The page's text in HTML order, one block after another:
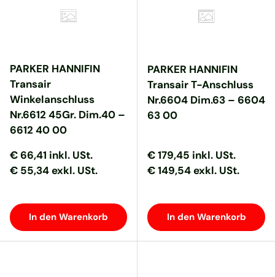
PARKER HANNIFIN
Transair
Winkelanschluss
Nr.6612 45Gr. Dim.40 –
6612 40 00
Normaler Preis
Normaler Preis
€ 66,41 inkl. USt.
€ 55,34 exkl. USt.
In den Warenkorb
PARKER HANNIFIN
Transair T-Anschluss
Nr.6604 Dim.63 – 6604
63 00
Normaler Preis
Normaler Preis
€ 179,45 inkl. USt.
€ 149,54 exkl. USt.
In den Warenkorb